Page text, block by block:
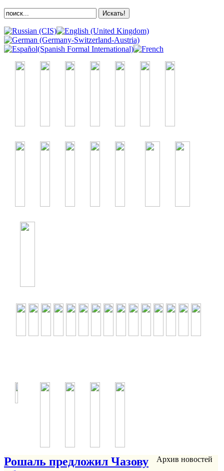
Рошаль предложил Чазову
Архив новостей